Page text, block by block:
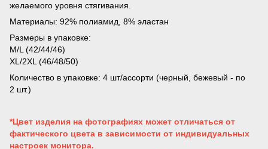
желаемого уровня стягивания.
Материалы: 92% полиамид, 8% эластан
Размеры в упаковке:
M/L (42/44/46)
XL/2XL (46/48/50)
Количество в упаковке: 4 шт/ассорти (черный, бежевый - по
2 шт.)
*Цвет изделия на фотографиях может отличаться от
фактического цвета в зависимости от индивидуальных
настроек монитора.